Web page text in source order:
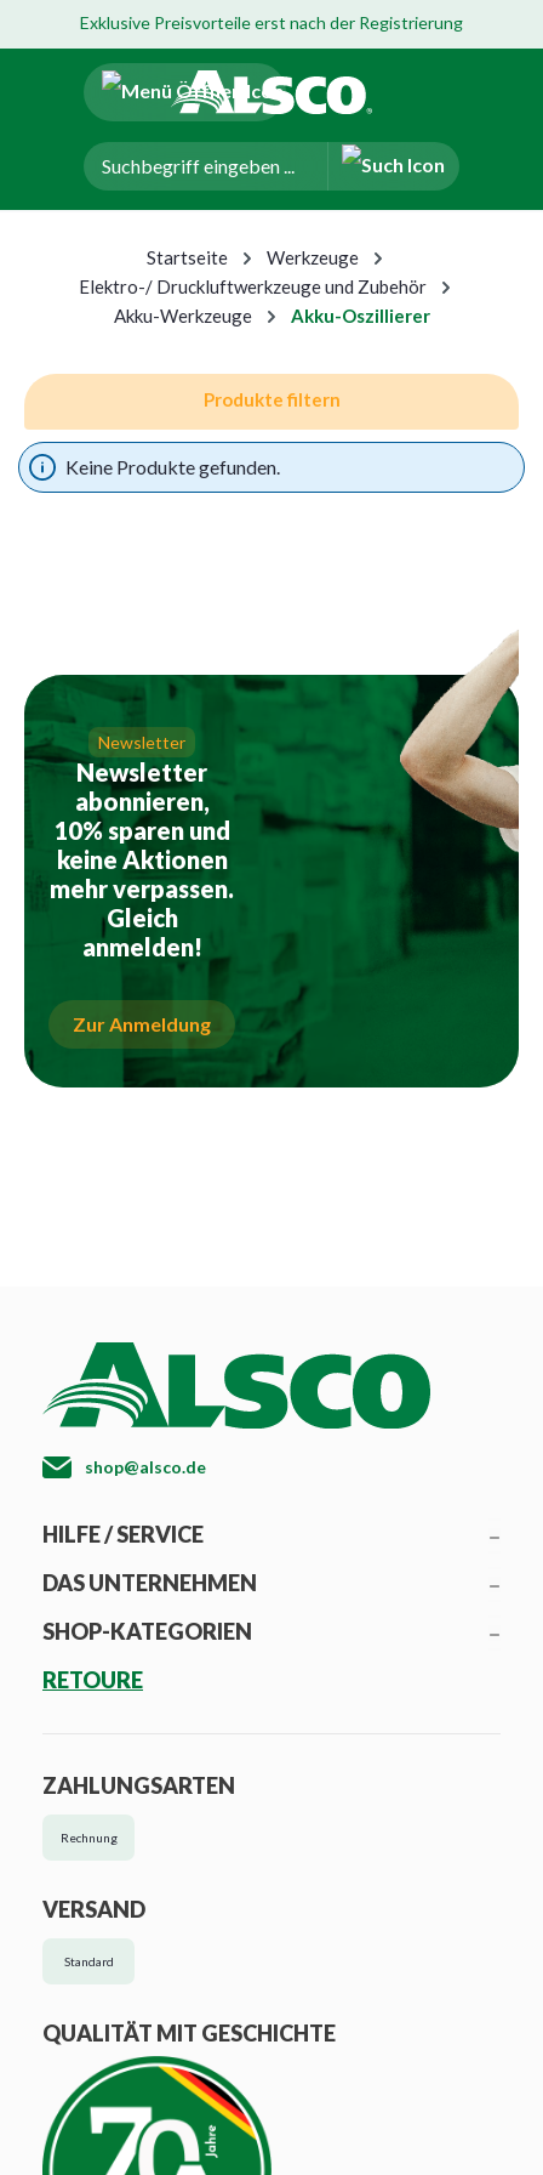
Hauptinhalt springen
Zur Navigation der B2B-Plattform springen
Exklusive Preisvorteile erst nach der Registrierung
Startseite
Werkzeuge
Elektro-/ Druckluftwerkzeuge und Zubehör
Akku-Werkzeuge
Akku-Oszillierer
Produkte filtern
Keine Produkte gefunden.
Newsletter
Newsletter
abonnieren,
10% sparen und
keine Aktionen
mehr verpassen.
Gleich
anmelden!
Zur Anmeldung
shop@alsco.de
HILFE / SERVICE
DAS UNTERNEHMEN
SHOP-KATEGORIEN
RETOURE
ZAHLUNGSARTEN
Rechnung
VERSAND
Standard
QUALITÄT MIT GESCHICHTE